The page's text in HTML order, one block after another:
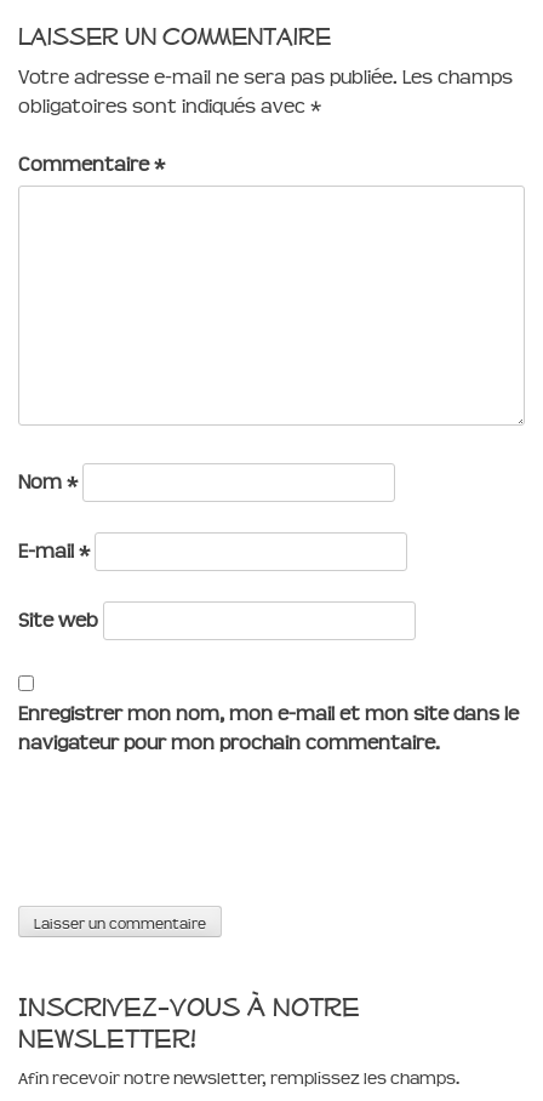
Laisser un commentaire
Votre adresse e-mail ne sera pas publiée. Les champs
obligatoires sont indiqués avec *
Commentaire*
Nom *
E-mail *
Site web
Enregistrer mon nom, mon e-mail et mon site dans le
navigateur pour mon prochain commentaire.
Inscrivez-vous à notre
newsletter!
Afin recevoir notre newsletter, remplissez les champs.